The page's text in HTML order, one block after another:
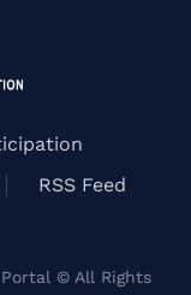
RSS Feed
© All Rights